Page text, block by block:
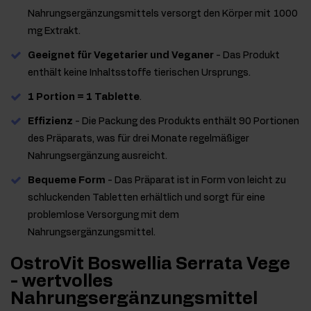
Nahrungsergänzungsmittels versorgt den Körper mit 1000
mg Extrakt.
Geeignet für Vegetarier und Veganer - Das Produkt
enthält keine Inhaltsstoffe tierischen Ursprungs.
1 Portion = 1 Tablette.
Effizienz - Die Packung des Produkts enthält 90 Portionen
des Präparats, was für drei Monate regelmäßiger
Nahrungsergänzung ausreicht.
Bequeme Form - Das Präparat ist in Form von leicht zu
schluckenden Tabletten erhältlich und sorgt für eine
problemlose Versorgung mit dem
Nahrungsergänzungsmittel.
OstroVit Boswellia Serrata Vege
- wertvolles
Nahrungsergänzungsmittel